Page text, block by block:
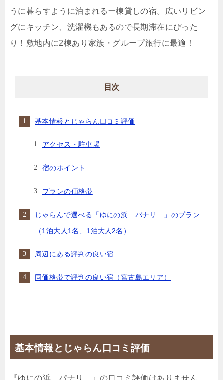
うに暮らすように泊まれる一棟貸しの宿。広いリビン
グにキッチン、洗濯機もあるので長期滞在にぴった
り！敷地内に2棟あり家族・グループ旅行に最適！
目次
基本情報とじゃらん口コミ評価
アクセス・駐車場
宿のポイント
プランの価格帯
じゃらんで選べる「ゆにの浜 パナリ 」のプラン
（1泊大人1名、1泊大人2名）
周辺にある評判の良い宿
同価格帯で評判の良い宿（宮古島エリア）
基本情報とじゃらん口コミ評価
『ゆにの浜 パナリ 』の口コミ評価はありません。